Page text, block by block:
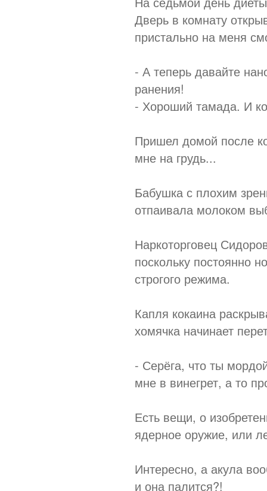
Дверь в комнату
пристально на меня
- А теперь давайте
ранения!
- Хороший тамада. И
Пришел домой после
мне на грудь...
Бабушка с плохим
отпаивала молоком
Наркоторговец
поскольку постоянно
строгого режима.
Капля кокаина
хомячка начинает
- Серёга, что ты
мне в винегрет, а то
Есть вещи, о
ядерное оружие, или
Интересно, а акула
и она палится?!